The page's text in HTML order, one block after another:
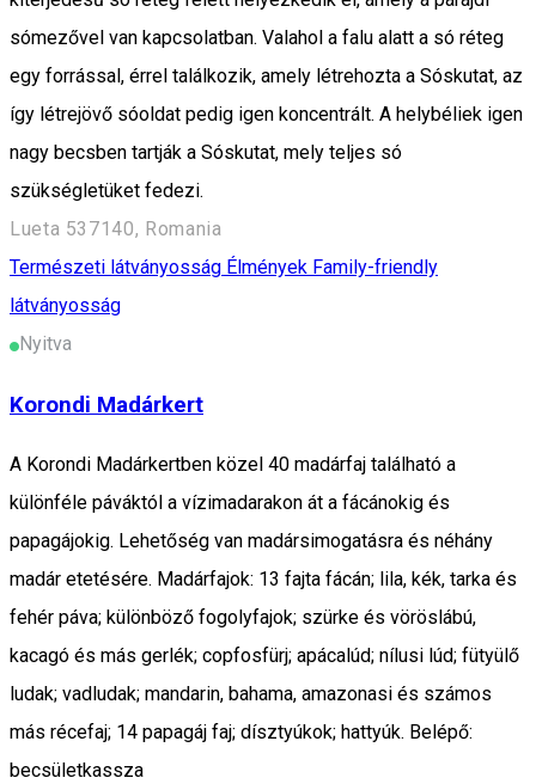
sómezővel van kapcsolatban. Valahol a falu alatt a só réteg
egy forrással, érrel találkozik, amely létrehozta a Sóskutat, az
így létrejövő sóoldat pedig igen koncentrált. A helybéliek igen
nagy becsben tartják a Sóskutat, mely teljes só
szükségletüket fedezi.
Lueta 537140, Romania
Természeti látványosság Élmények Family-friendly
látványosság
Nyitva
Korondi Madárkert
A Korondi Madárkertben közel 40 madárfaj található a
különféle páváktól a vízimadarakon át a fácánokig és
papagájokig. Lehetőség van madársimogatásra és néhány
madár etetésére. Madárfajok: 13 fajta fácán; lila, kék, tarka és
fehér páva; különböző fogolyfajok; szürke és vöröslábú,
kacagó és más gerlék; copfosfürj; apácalúd; nílusi lúd; fütyülő
ludak; vadludak; mandarin, bahama, amazonasi és számos
más récefaj; 14 papagáj faj; dísztyúkok; hattyúk. Belépő:
becsületkassza